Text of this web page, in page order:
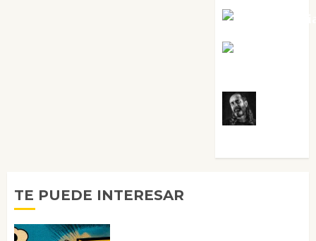
TE PUEDE INTERESAR